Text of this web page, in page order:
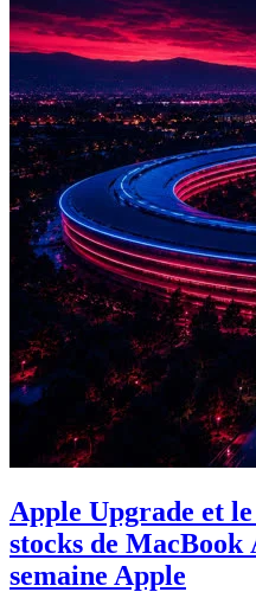
Apple Upgrade et
stocks de
semaine Apple